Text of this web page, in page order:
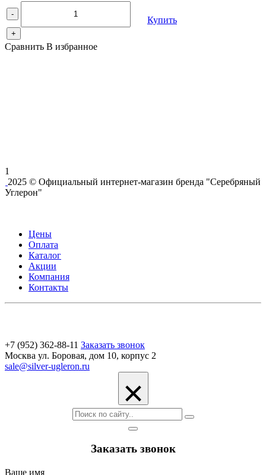
-
+
Купить
Сравнить В избранное
1
2025 © Официальный интернет-магазин бренда "Серебряный
Углерон"
Цены
Оплата
Каталог
Акции
Компания
Контакты
+7 (952) 362-88-11 Заказать звонок
Москва ул. Боровая, дом 10, корпус 2
sale@silver-ugleron.ru
×
Заказать звонок
Ваше имя